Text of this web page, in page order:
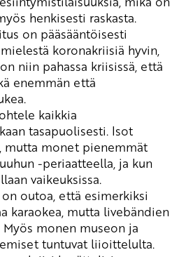
henkisesti raskasta.
on pääsääntöisesti
koronakriisiä hyvin,
niin pahassa kriisissä, että
enemmän että
kaikkia
tasapuolisesti. Isot
mutta monet pienemmät
-periaatteella, ja kun
vaikeuksissa.
outoa, että esimerkiksi
karaokea, mutta livebändien
monen museon ja
tuntuvat liioittelulta.